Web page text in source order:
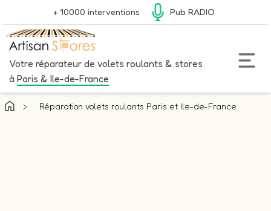
+ 10000 interventions Pub RADIO
Votre réparateur de volets roulants & stores
à Paris & Ile-de-France
> Réparation volets roulants Paris et Ile-de-France